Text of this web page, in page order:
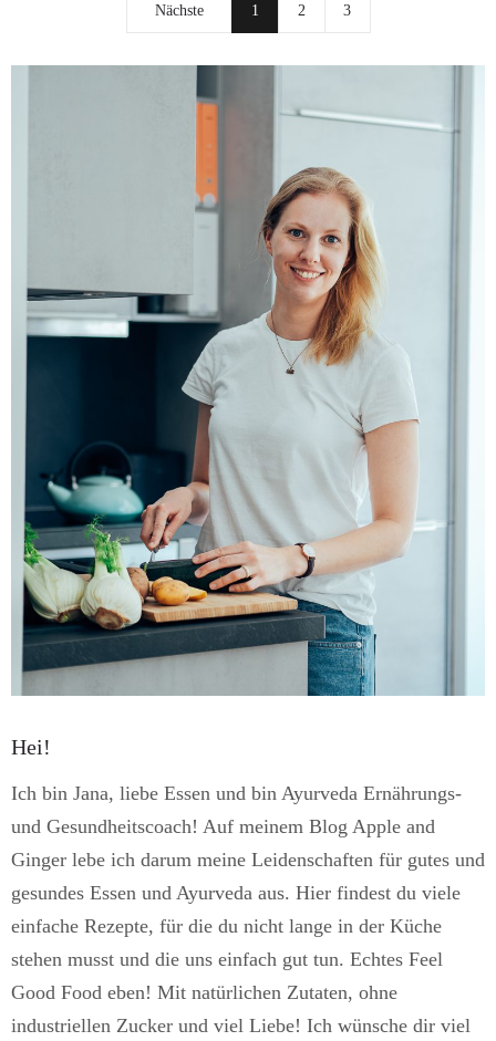
Nächste 1 2 3
Hei!
Ich bin Jana, liebe Essen und bin Ayurveda Ernährungs-
und Gesundheitscoach! Auf meinem Blog Apple and
Ginger lebe ich darum meine Leidenschaften für gutes und
gesundes Essen und Ayurveda aus. Hier findest du viele
einfache Rezepte, für die du nicht lange in der Küche
stehen musst und die uns einfach gut tun. Echtes Feel
Good Food eben! Mit natürlichen Zutaten, ohne
industriellen Zucker und viel Liebe! Ich wünsche dir viel